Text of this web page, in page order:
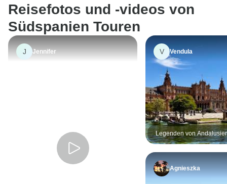
Reisefotos und -videos von
Südspanien Touren
J Jennifer V Vendula
Legenden von
Spaniens goldene Städte
Agnieszka